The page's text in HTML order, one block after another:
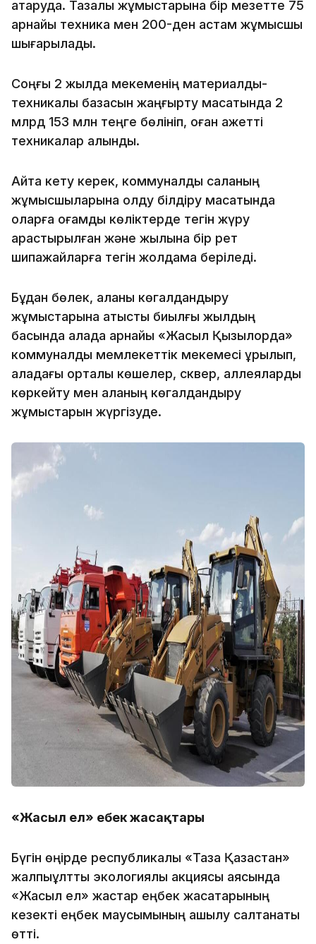
атқаруда. Тазалық жұмыстарына бір мезетте 75
арнайы техника мен 200-ден астам жұмысшы
шығарылады.
Соңғы 2 жылда мекеменің материалдық-
техникалық базасын жаңғырту мақсатында 2
млрд 153 млн теңге бөлініп, оған қажетті
техникалар алынды.
Айта кету керек, коммуналдық саланың
жұмысшыларына қолду білдіру мақсатында
оларға қоғамдық көліктерде тегін жүру
қарастырылған және жылына бір рет
шипажайларға тегін жолдама беріледі.
Бұдан бөлек, қаланы көгалдандыру
жұмыстарына қатысты биылғы жылдың
басында қалада арнайы «Жасыл Қызылорда»
коммуналдық мемлекеттік мекемесі құрылып,
қаладағы орталық көшелер, сквер, аллеяларды
көркейту мен қаланың көгалдандыру
жұмыстарын жүргізуде.
«Жасыл ел» еңбек жасақтары
Бүгін өңірде республикалық «Таза Қазақстан»
жалпыұлттық экологиялық акциясы аясында
«Жасыл ел» жастар еңбек жасақтарының
кезекті еңбек маусымының ашылу салтанаты
өтті.